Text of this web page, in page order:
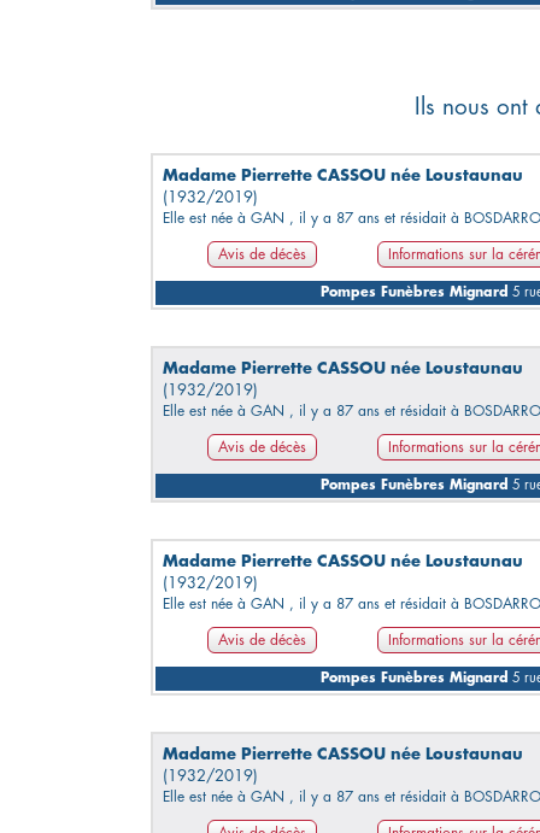
Ils nous
Madame Pierrette CASSOU née Loustaunau
(1932/2019)
Elle est née à GAN , il y a 87 ans et résidait à
Avis de décès Informations sur la
Pompes Funèbres Mignard 5
Madame Pierrette CASSOU née Loustaunau
(1932/2019)
Elle est née à GAN , il y a 87 ans et résidait à
Avis de décès Informations sur la
Pompes Funèbres Mignard 5
Madame Pierrette CASSOU née Loustaunau
(1932/2019)
Elle est née à GAN , il y a 87 ans et résidait à
Avis de décès Informations sur la
Pompes Funèbres Mignard 5
Madame Pierrette CASSOU née Loustaunau
(1932/2019)
Elle est née à GAN , il y a 87 ans et résidait à